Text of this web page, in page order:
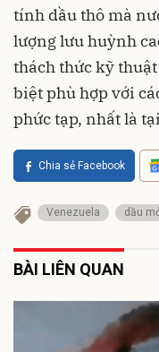
tính dầu thô mà
lượng lưu huỳnh
thách thức kỹ
biệt phù hợp với
phức tạp, nhất là
Chia sẻ Facebook
Venezuela dầu
BÀI LIÊN QUAN